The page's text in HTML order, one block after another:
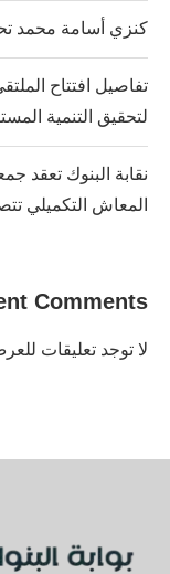
كنزي أسامة محمد تحصد
تفاصيل افتتاح
لتحقيق التنمية
نقابة البنوك تعقد
المعاش التكميلي
Comments
لا توجد تعليقات